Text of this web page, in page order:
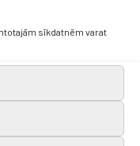
sīkdatnēm varat